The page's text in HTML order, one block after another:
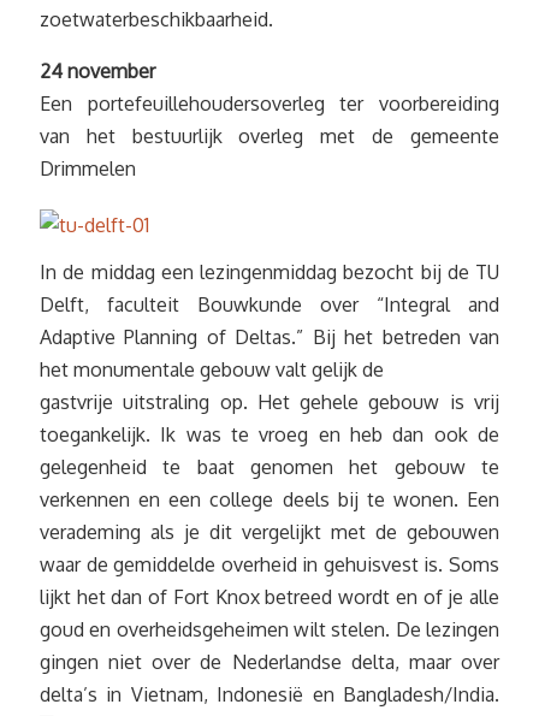
zoetwaterbeschikbaarheid.
24 november
Een portefeuillehoudersoverleg ter voorbereiding
van het bestuurlijk overleg met de gemeente
Drimmelen
In de middag een lezingenmiddag bezocht bij de TU
Delft, faculteit Bouwkunde over “Integral and
Adaptive Planning of Deltas.” Bij het betreden van
het monumentale gebouw valt gelijk de
gastvrije uitstraling op. Het gehele gebouw is vrij
toegankelijk. Ik was te vroeg en heb dan ook de
gelegenheid te baat genomen het gebouw te
verkennen en een college deels bij te wonen. Een
verademing als je dit vergelijkt met de gebouwen
waar de gemiddelde overheid in gehuisvest is. Soms
lijkt het dan of Fort Knox betreed wordt en of je alle
goud en overheidsgeheimen wilt stelen. De lezingen
gingen niet over de Nederlandse delta, maar over
delta’s in Vietnam, Indonesië en Bangladesh/India.